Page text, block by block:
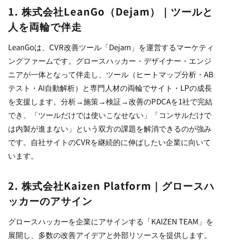
1. 株式会社LeanGo（Dejam）｜ツールと
人を両輪で伴走
LeanGoは、CVR改善ツール「Dejam」を運営するマーケティ
ングファームです。グロースハッカー・デザイナー・エンジ
ニアが一体となって伴走し、ツール（ヒートマップ分析・AB
テスト・AI自動解析）と専門人材の両輪でサイト・LPの成長
を支援します。分析→施策→検証→改善のPDCAを1社で完結
でき、「ツールだけでは使いこなせない」「コンサルだけで
は内製が進まない」という双方の課題を解消できるのが強み
です。自社サイトのCVRを継続的に伸ばしたい企業に向いて
います。
2. 株式会社Kaizen Platform｜グロースハ
ッカーのアサイン
グロースハッカーを企業にアサインする「KAIZEN TEAM」を
展開し、多数の改善アイデアと外部リソースを提供します。